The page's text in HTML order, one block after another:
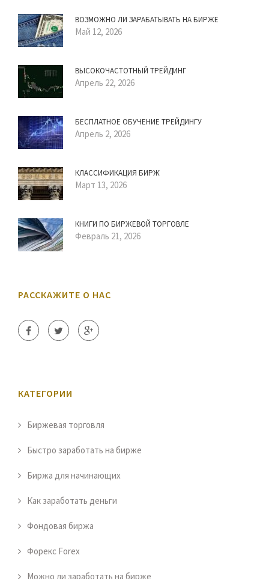
ВОЗМОЖНО ЛИ ЗАРАБАТЫВАТЬ НА БИРЖЕ
Май 12, 2026
ВЫСОКОЧАСТОТНЫЙ ТРЕЙДИНГ
Апрель 22, 2026
БЕСПЛАТНОЕ ОБУЧЕНИЕ ТРЕЙДИНГУ
Апрель 2, 2026
КЛАССИФИКАЦИЯ БИРЖ
Март 13, 2026
КНИГИ ПО БИРЖЕВОЙ ТОРГОВЛЕ
Февраль 21, 2026
РАССКАЖИТЕ О НАС
КАТЕГОРИИ
Биржевая торговля
Быстро заработать на бирже
Биржа для начинающих
Как заработать деньги
Фондовая биржа
Форекс Forex
Можно ли заработать на бирже